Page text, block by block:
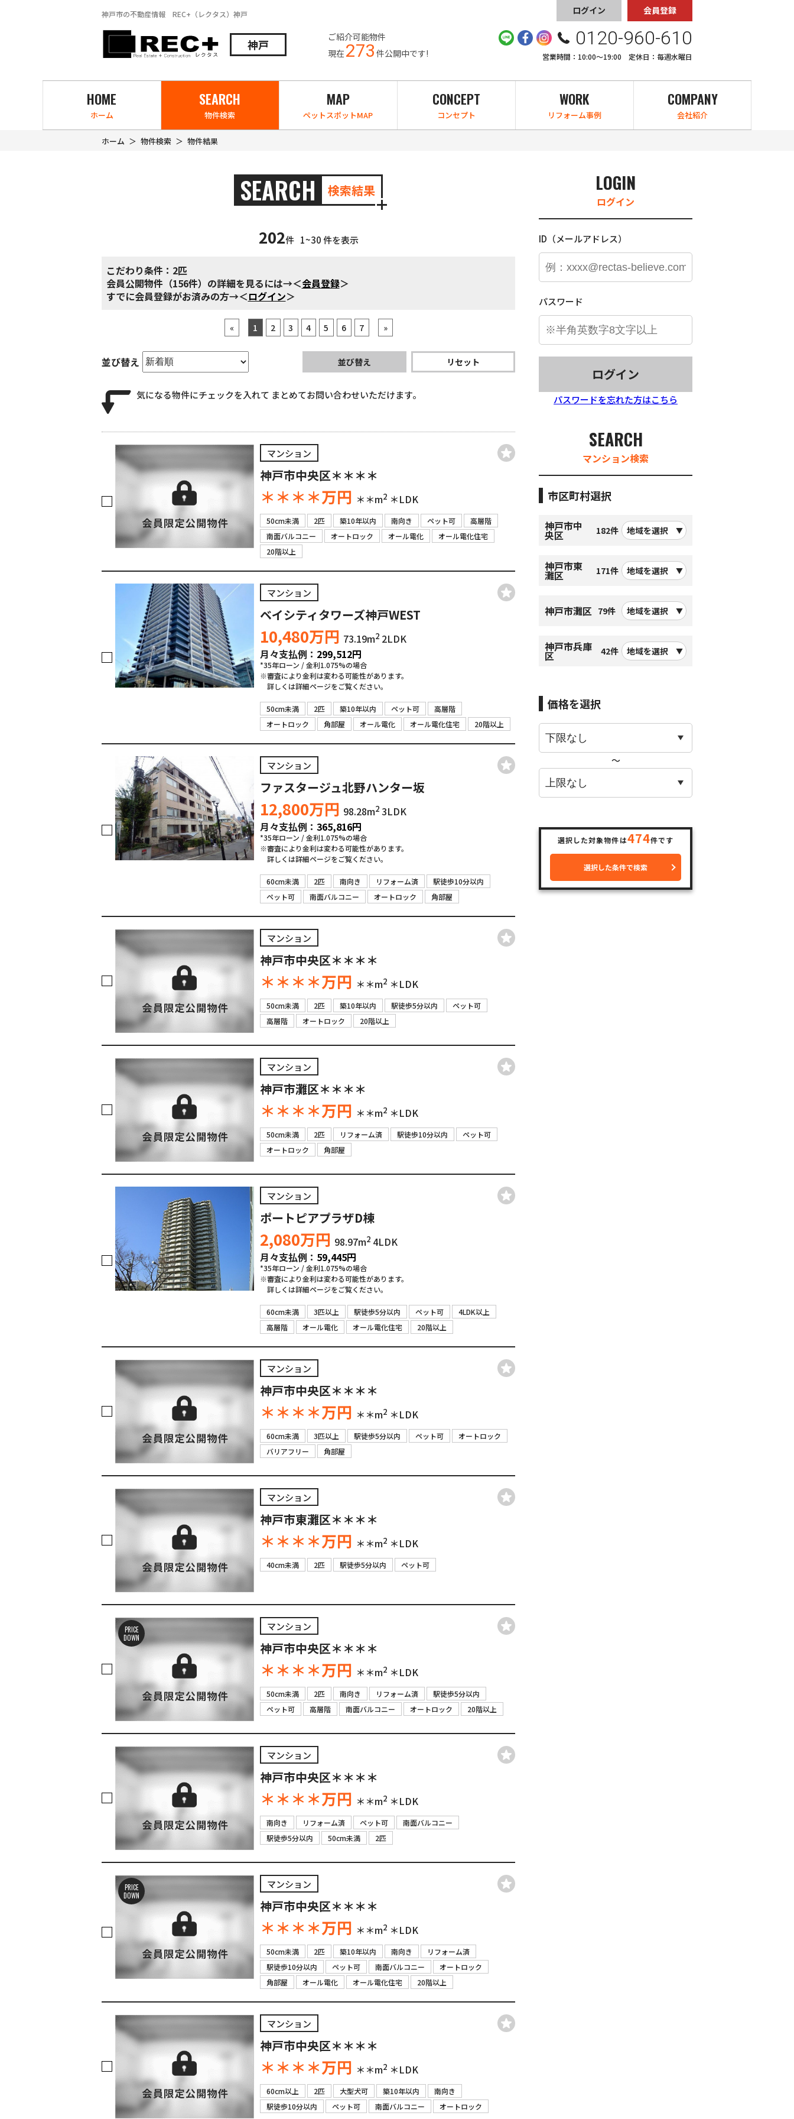
神戸市の不動産情報 REC+（レクタス）神戸
神戸
ご紹介可能物件
現在273 件公開中です!
ログイン 会員登録
0120-960-610
営業時間：10:00〜19:00 定休日：毎週水曜日
HOME
ホーム
SEARCH
物件検索
MAP
ペットスポットMAP
CONCEPT
コンセプト
WORK
リフォーム事例
COMPANY
会社紹介
ホーム 物件検索 物件結果
SEARCH 検索結果
202件 1~30 件を表示
こだわり条件： 2匹
会員公開物件（156件）の詳細を見るには→＜会員登録＞
すでに会員登録がお済みの方→＜ログイン＞
« 1 2 3 4 5 6 7 »
並び替え 並び替え リセット
気になる物件にチェックを入れて まとめてお問い合わせいただけます。
マンション
神戸市中央区＊＊＊＊
＊＊＊＊万円 ＊＊m2 ＊LDK
50cm未満 2匹 築10年以内 南向き ペット可
高層階
南面バルコニー
オートロック オール電化
オール電化住宅
20階以上
マンション
ベイシティタワーズ神戸WEST
10,480万円 73.19m2 2LDK
月々支払例： 299,512円
*35年ローン / 金利1.075%の場合
※審査により金利は変わる可能性があります。
詳しくは詳細ページをご覧ください。
50cm未満 2匹 築10年以内 ペット可
高層階
オートロック
角部屋 オール電化 オール電化住宅 20階以上
マンション
ファスタージュ北野ハンター坂
12,800万円 98.28m2 3LDK
月々支払例： 365,816円
*35年ローン / 金利1.075%の場合
※審査により金利は変わる可能性があります。
詳しくは詳細ページをご覧ください。
60cm未満 2匹 南向き リフォーム済
駅徒歩10分以内
ペット可
南面バルコニー オートロック 角部屋
マンション
神戸市中央区＊＊＊＊
＊＊＊＊万円 ＊＊m2 ＊LDK
50cm未満 2匹 築10年以内 駅徒歩5分以内
ペット可
高層階
オートロック 20階以上
マンション
神戸市灘区＊＊＊＊
＊＊＊＊万円 ＊＊m2 ＊LDK
50cm未満 2匹 リフォーム済 駅徒歩10分以内
ペット可
オートロック
角部屋
マンション
ポートピアプラザD棟
2,080万円 98.97m2 4LDK
月々支払例： 59,445円
*35年ローン / 金利1.075%の場合
※審査により金利は変わる可能性があります。
詳しくは詳細ページをご覧ください。
60cm未満 3匹以上 駅徒歩5分以内 ペット可
4LDK以上
高層階
オール電化 オール電化住宅 20階以上
マンション
神戸市中央区＊＊＊＊
＊＊＊＊万円 ＊＊m2 ＊LDK
60cm未満 3匹以上 駅徒歩5分以内 ペット可
オートロック
バリアフリー
角部屋
マンション
神戸市東灘区＊＊＊＊
＊＊＊＊万円 ＊＊m2 ＊LDK
40cm未満 2匹 駅徒歩5分以内 ペット可
PRICE
DOWN
マンション
神戸市中央区＊＊＊＊
＊＊＊＊万円 ＊＊m2 ＊LDK
50cm未満 2匹 南向き リフォーム済
駅徒歩5分以内
ペット可
高層階 南面バルコニー オートロック 20階以上
マンション
神戸市中央区＊＊＊＊
＊＊＊＊万円 ＊＊m2 ＊LDK
南向き リフォーム済 ペット可
南面バルコニー
駅徒歩5分以内
50cm未満 2匹
PRICE
DOWN
マンション
神戸市中央区＊＊＊＊
＊＊＊＊万円 ＊＊m2 ＊LDK
50cm未満 2匹 築10年以内 南向き
リフォーム済
駅徒歩10分以内
ペット可 南面バルコニー
オートロック
角部屋
オール電化 オール電化住宅 20階以上
マンション
神戸市中央区＊＊＊＊
＊＊＊＊万円 ＊＊m2 ＊LDK
60cm以上 2匹 大型犬可 築10年以内
南向き
駅徒歩10分以内
ペット可 南面バルコニー オートロック
LOGIN
ログイン
ID（メールアドレス）
パスワード
ログイン
パスワードを忘れた方はこちら
SEARCH
マンション検索
市区町村選択
神戸市中
央区 182件 地域を選択
神戸市東
灘区 171件 地域を選択
神戸市灘区 79件 地域を選択
神戸市兵庫
区 42件 地域を選択
価格を選択
〜
選択した対象物件は474件です
選択した条件で検索